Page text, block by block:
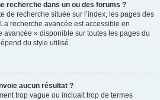
recherche dans un ou des forums ?
de recherche située sur l’index, les pages des
recherche avancée est accessible en
avancée » disponible sur toutes les pages du
du style utilisé.
aucun résultat ?
trop vague ou incluait trop de termes